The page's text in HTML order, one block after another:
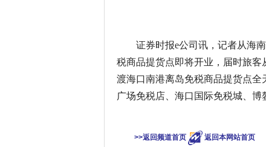
证券时报e公司讯，记者从海
税商品提货点即将开业，届时旅
渡海口南港离岛免税商品提货点全
广场免税店、海口国际免税城、博
>>返回频道首页 返回本网站首页